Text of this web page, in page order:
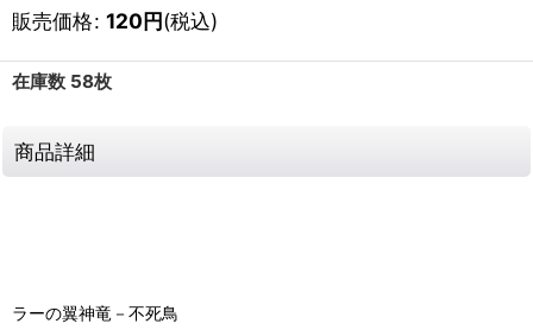
販売価格: 120円(税込)
在庫数 58枚
商品詳細
ラーの翼神竜－不死鳥